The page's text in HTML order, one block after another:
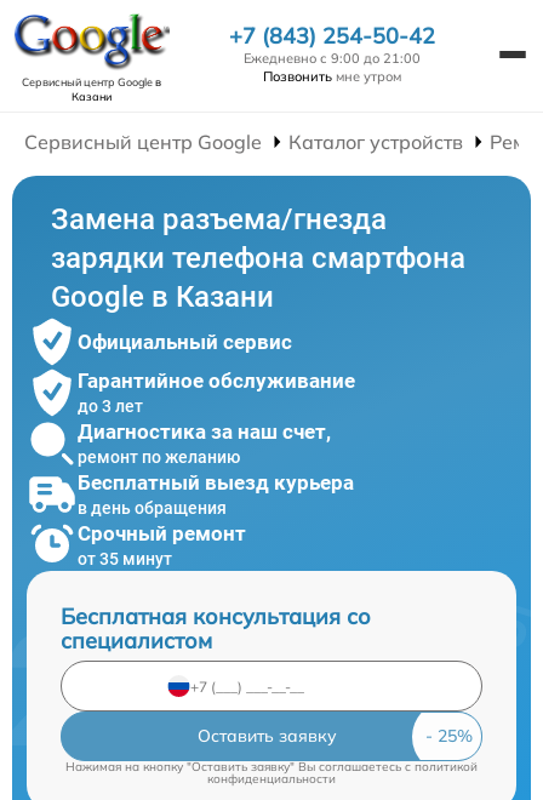
Сервисный центр Googleв
Казани
+7 (843) 254-50-42
Ежедневно с 9:00 до 21:00
Позвонить мне утром
Сервисный центр Google Каталог устройств
Замена разъема/гнезда
зарядки телефона смартфона
Google в Казани
Официальный сервис
Гарантийное обслуживание
до 3 лет
Диагностика за наш счет,
ремонт по желанию
Бесплатный выезд курьера
в день обращения
Срочный ремонт
от 35 минут
Бесплатная консультация со
специалистом
Оставить заявку
Нажимая на кнопку "Оставить заявку" Вы соглашаетесь c политикой
конфиденциальности